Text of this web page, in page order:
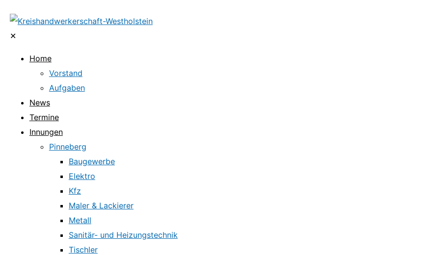
✕
Home
Vorstand
Aufgaben
News
Termine
Innungen
Pinneberg
Baugewerbe
Elektro
Kfz
Maler & Lackierer
Metall
Sanitär- und Heizungstechnik
Tischler